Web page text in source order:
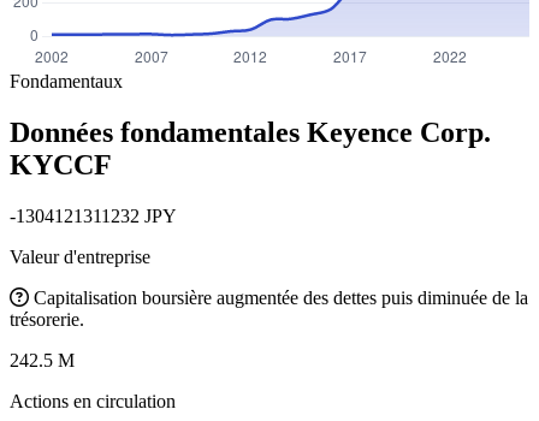
Fondamentaux
Données fondamentales Keyence Corp.
KYCCF
-1304121311232 JPY
Valeur d'entreprise
Capitalisation boursière augmentée des dettes puis diminuée de la
trésorerie.
242.5 M
Actions en circulation